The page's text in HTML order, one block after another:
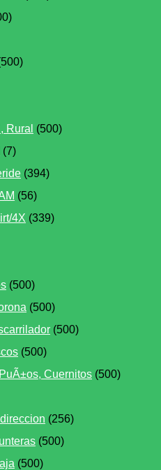
Rural (500)
(7)
(394)
(56)
4X (339)
(500)
(500)
(500)
(500)
Cuernitos (500)
(256)
(500)
(500)